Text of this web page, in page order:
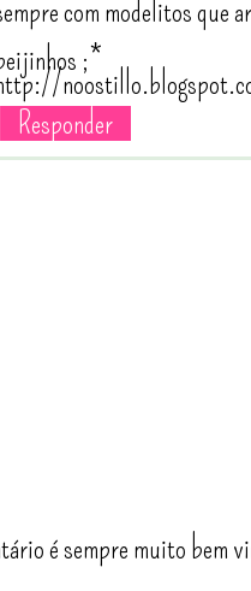
com modelitos que
;*
Responder
é sempre muito bem